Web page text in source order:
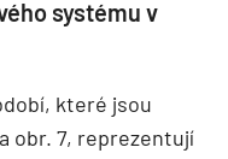
systému v
které jsou
obr. 7, reprezentují